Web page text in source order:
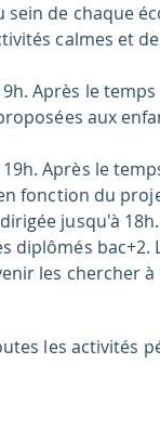
de chaque
calmes et
Après le
aux
Après le
fonction du
jusqu'à
diplômés bac+2.
les chercher
les activités